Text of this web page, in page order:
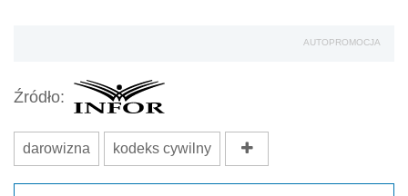
AUTOPROMOCJA
Źródło:
darowizna kodeks cywilny